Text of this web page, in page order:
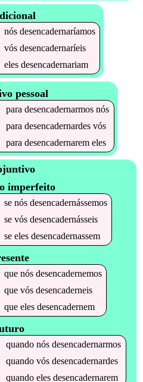
nós desencadernaríamos
vós desencadernaríeis
eles desencadernariam
pessoal
paradesencadernarmos nós
paradesencadernardes vós
paradesencadernarem eles
imperfeito
se nós desencadernássemos
se vós desencadernásseis
se eles desencadernassem
que nós desencadernemos
que vós desencaderneis
que eles desencadernem
quandonósdesencadernarmos
quandovósdesencadernardes
quandoelesdesencadernarem